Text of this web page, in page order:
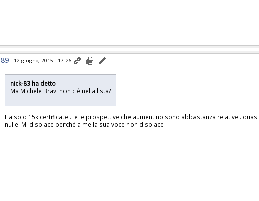
89 12 giugno, 2015 - 17:26
nick-83 ha detto
Ma Michele Bravi non c'è nella lista?
Ha solo 15k certificate... e le prospettive che aumentino sono abbastanza relative.. quasi
nulle. Mi dispiace perché a me la sua voce non dispiace .